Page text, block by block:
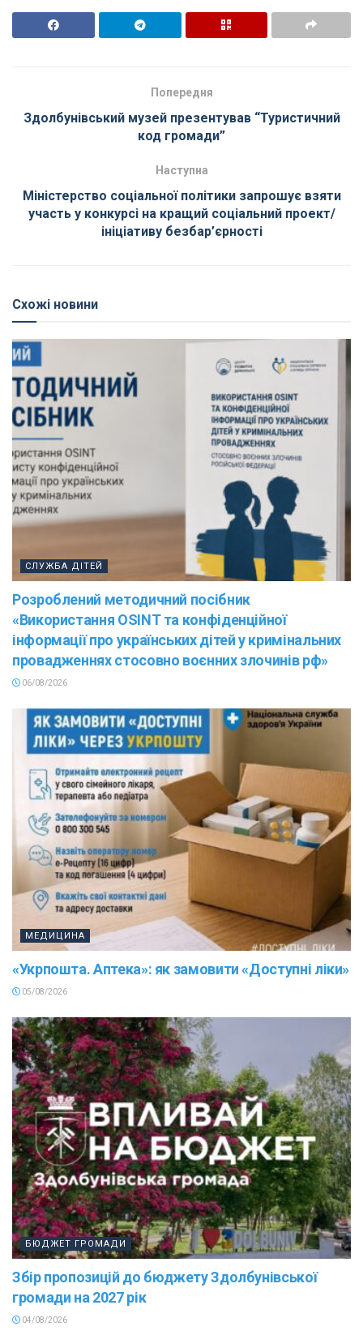
Попередня
Здолбунівський музей презентував “Туристичний
код громади”
Наступна
Міністерство соціальної політики запрошує взяти
участь у конкурсі на кращий соціальний проект/
ініціативу безбар’єрності
Схожі новини
СЛУЖБА ДІТЕЙ
Розроблений методичний посібник
«Використання OSINT та конфіденційної
інформації про українських дітей у кримінальних
провадженнях стосовно воєнних злочинів рф»
06/08/2026
МЕДИЦИНА
«Укрпошта. Аптека»: як замовити «Доступні ліки»
05/08/2026
БЮДЖЕТ ГРОМАДИ
Збір пропозицій до бюджету Здолбунівської
громади на 2027 рік
04/08/2026